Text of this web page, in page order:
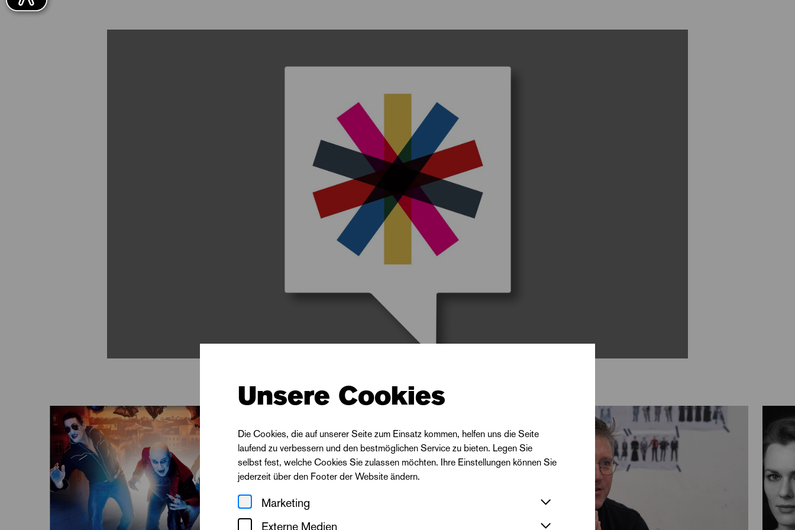
Unsere Cookies
Die Cookies, die auf unserer Seite zum Einsatz kommen, helfen uns die Seite
laufend zu verbessern und den bestmöglichen Service zu bieten. Legen Sie
selbst fest, welche Cookies Sie zulassen möchten. Ihre Einstellungen können Sie
jederzeit über den Footer der Website ändern.
Marketing
Externe Medien